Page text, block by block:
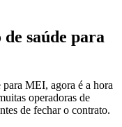
saúde para
para MEI, agora é a hora
operadoras de
de fechar o contrato.